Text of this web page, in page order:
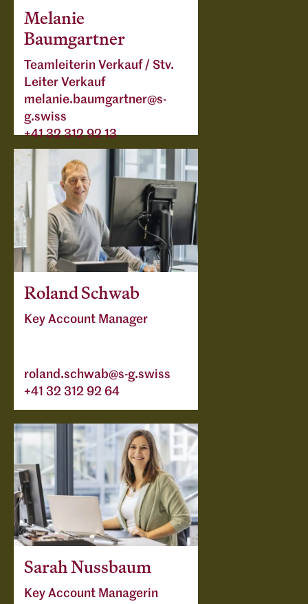
Melanie
Baumgartner
Teamleiterin Verkauf / Stv.
Leiter Verkauf
melanie.baumgartner@s-
g.swiss
+41 32 312 92 13
Roland Schwab
Key Account Manager
roland.schwab@s-g.swiss
+41 32 312 92 64
Sarah Nussbaum
Key Account Managerin